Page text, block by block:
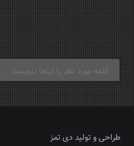
طراحی و تولید دی تمز